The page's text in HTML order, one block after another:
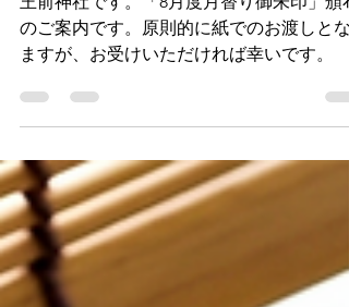
【お知らせ】令和八年 ８
月度月替り御朱印
ますが、お受けいただければ幸いです。